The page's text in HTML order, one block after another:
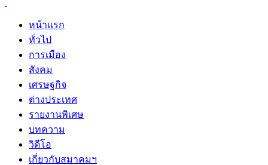
หน้าแรก
ทั่วไป
การเมือง
สังคม
เศรษฐกิจ
ต่างประเทศ
รายงานพิเศษ
บทความ
วิดีโอ
เกี่ยวกับสมาคมฯ